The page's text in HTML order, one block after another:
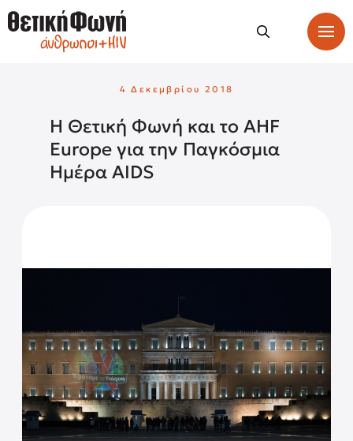
4 Δεκεμβρίου 2018
Η Θετική Φωνή και το AHF
Europe για την Παγκόσμια
Ημέρα AIDS